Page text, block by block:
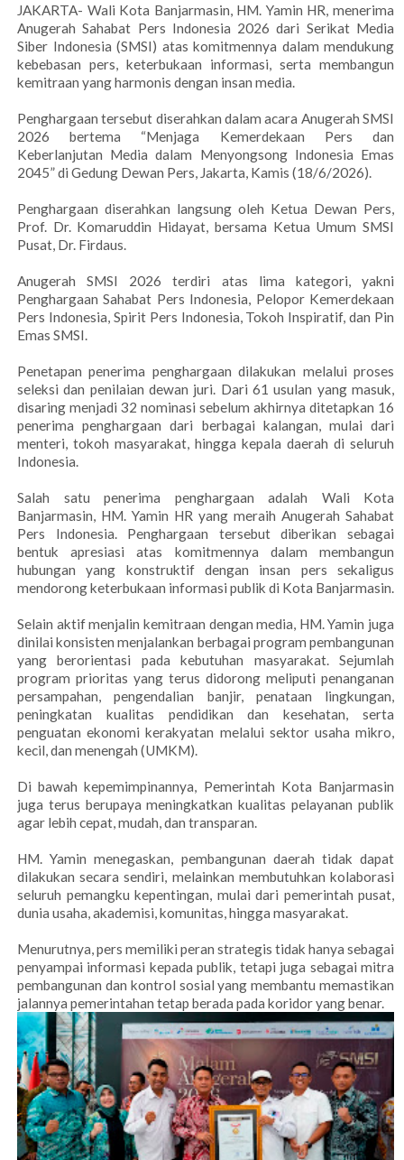
JAKARTA- Wali Kota Banjarmasin, HM. Yamin HR, menerima
Anugerah Sahabat Pers Indonesia 2026 dari Serikat Media
Siber Indonesia (SMSI) atas komitmennya dalam mendukung
kebebasan pers, keterbukaan informasi, serta membangun
kemitraan yang harmonis dengan insan media.
Penghargaan tersebut diserahkan dalam acara Anugerah SMSI
2026 bertema “Menjaga Kemerdekaan Pers dan
Keberlanjutan Media dalam Menyongsong Indonesia Emas
2045” di Gedung Dewan Pers, Jakarta, Kamis (18/6/2026).
Penghargaan diserahkan langsung oleh Ketua Dewan Pers,
Prof. Dr. Komaruddin Hidayat, bersama Ketua Umum SMSI
Pusat, Dr. Firdaus.
Anugerah SMSI 2026 terdiri atas lima kategori, yakni
Penghargaan Sahabat Pers Indonesia, Pelopor Kemerdekaan
Pers Indonesia, Spirit Pers Indonesia, Tokoh Inspiratif, dan Pin
Emas SMSI.
Penetapan penerima penghargaan dilakukan melalui proses
seleksi dan penilaian dewan juri. Dari 61 usulan yang masuk,
disaring menjadi 32 nominasi sebelum akhirnya ditetapkan 16
penerima penghargaan dari berbagai kalangan, mulai dari
menteri, tokoh masyarakat, hingga kepala daerah di seluruh
Indonesia.
Salah satu penerima penghargaan adalah Wali Kota
Banjarmasin, HM. Yamin HR yang meraih Anugerah Sahabat
Pers Indonesia. Penghargaan tersebut diberikan sebagai
bentuk apresiasi atas komitmennya dalam membangun
hubungan yang konstruktif dengan insan pers sekaligus
mendorong keterbukaan informasi publik di Kota Banjarmasin.
Selain aktif menjalin kemitraan dengan media, HM. Yamin juga
dinilai konsisten menjalankan berbagai program pembangunan
yang berorientasi pada kebutuhan masyarakat. Sejumlah
program prioritas yang terus didorong meliputi penanganan
persampahan, pengendalian banjir, penataan lingkungan,
peningkatan kualitas pendidikan dan kesehatan, serta
penguatan ekonomi kerakyatan melalui sektor usaha mikro,
kecil, dan menengah (UMKM).
Di bawah kepemimpinannya, Pemerintah Kota Banjarmasin
juga terus berupaya meningkatkan kualitas pelayanan publik
agar lebih cepat, mudah, dan transparan.
HM. Yamin menegaskan, pembangunan daerah tidak dapat
dilakukan secara sendiri, melainkan membutuhkan kolaborasi
seluruh pemangku kepentingan, mulai dari pemerintah pusat,
dunia usaha, akademisi, komunitas, hingga masyarakat.
Menurutnya, pers memiliki peran strategis tidak hanya sebagai
penyampai informasi kepada publik, tetapi juga sebagai mitra
pembangunan dan kontrol sosial yang membantu memastikan
jalannya pemerintahan tetap berada pada koridor yang benar.